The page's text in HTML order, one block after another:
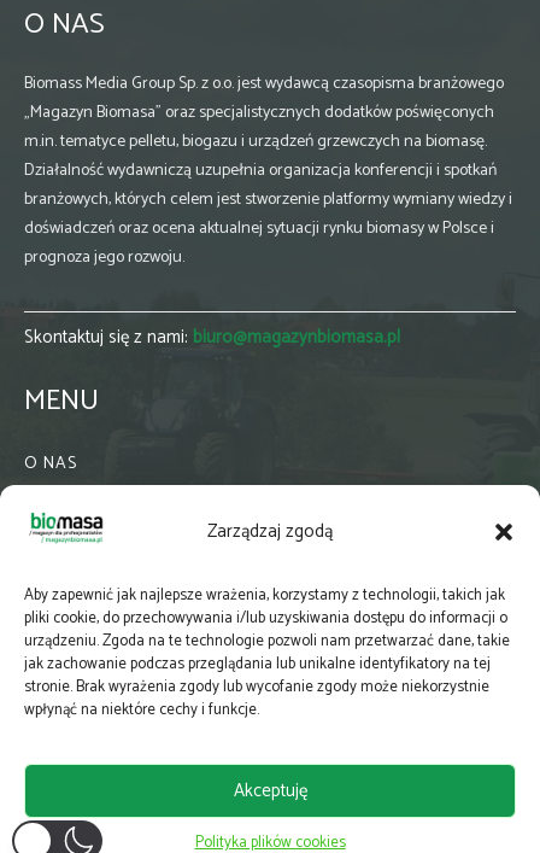
Zarządzaj zgodą
Aby zapewnić jak najlepsze wrażenia, korzystamy z technologii, takich jak
pliki cookie, do przechowywania i/lub uzyskiwania dostępu do informacji o
urządzeniu. Zgoda na te technologie pozwoli nam przetwarzać dane, takie
jak zachowanie podczas przeglądania lub unikalne identyfikatory na tej
stronie. Brak wyrażenia zgody lub wycofanie zgody może niekorzystnie
wpłynąć na niektóre cechy i funkcje.
Akceptuję
Polityka plików cookies
O NAS
Biomass Media Group Sp. z o.o. jest wydawcą czasopisma branżowego
„Magazyn Biomasa” oraz specjalistycznych dodatków poświęconych
m.in. tematyce pelletu, biogazu i urządzeń grzewczych na biomasę.
Działalność wydawniczą uzupełnia organizacja konferencji i spotkań
branżowych, których celem jest stworzenie platformy wymiany wiedzy i
doświadczeń oraz ocena aktualnej sytuacji rynku biomasy w Polsce i
prognoza jego rozwoju.
Skontaktuj się z nami: biuro@magazynbiomasa.pl
MENU
O NAS
WSPÓŁPRACA
PRENUMERATA
NEWSLETTER
MAPY
E-WYDANIE